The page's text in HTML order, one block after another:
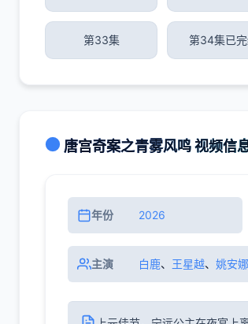
第33集 第34集已
唐宫奇案之青雾风鸣 视频信
年份 2026
主演 白鹿、 王星越、 姚安娜